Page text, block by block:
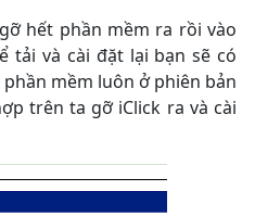
hết phần mềm ra rồi vào
tải và cài đặt lại bạn sẽ có
phần mềm luôn ở phiên bản
trên ta gỡ iClick ra và cài